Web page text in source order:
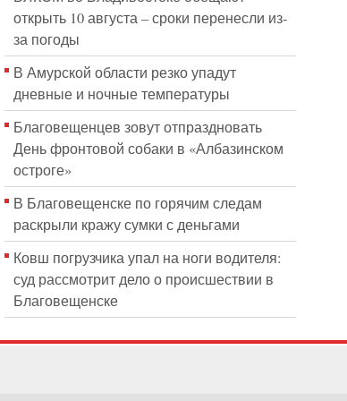
открыть 10 августа – сроки перенесли из-
за погоды
В Амурской области резко упадут
дневные и ночные температуры
Благовещенцев зовут отпраздновать
День фронтовой собаки в «Албазинском
остроге»
В Благовещенске по горячим следам
раскрыли кражу сумки с деньгами
Ковш погрузчика упал на ноги водителя:
суд рассмотрит дело о происшествии в
Благовещенске